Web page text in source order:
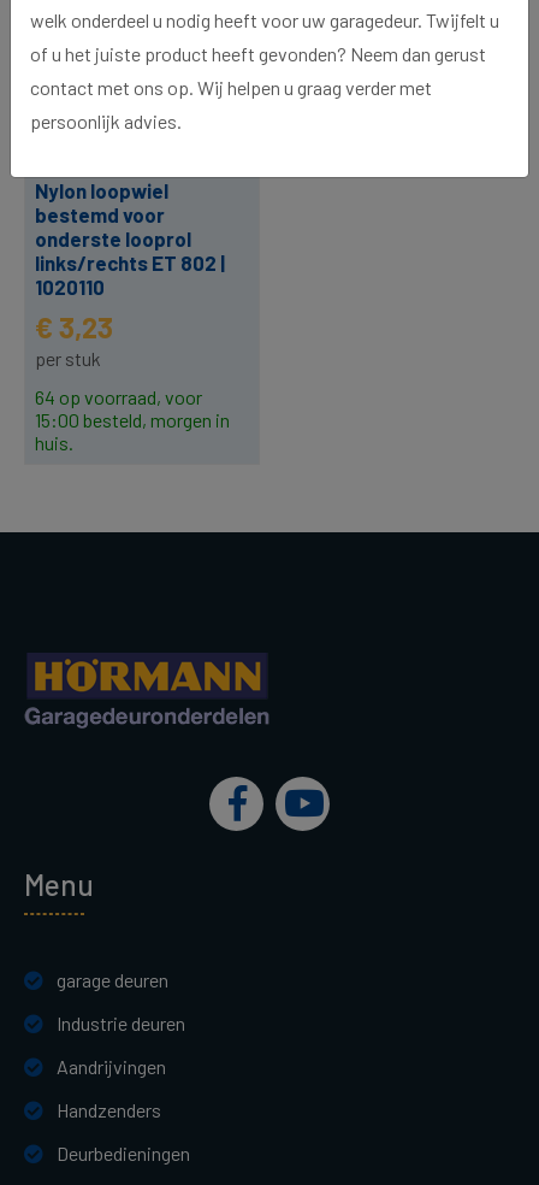
Nylon loopwiel
bestemd voor
onderste looprol
links/rechts ET 802 |
1020110
€ 3,23
per stuk
64 op voorraad, voor
15:00 besteld, morgen in
huis.
Menu
garage deuren
Industrie deuren
Aandrijvingen
Handzenders
Deurbedieningen
welk onderdeel u nodig heeft voor uw garagedeur. Twijfelt u
of u het juiste product heeft gevonden? Neem dan gerust
contact met ons op. Wij helpen u graag verder met
persoonlijk advies.